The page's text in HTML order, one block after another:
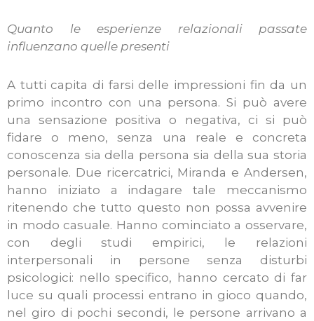
Quanto le esperienze relazionali passate
influenzano quelle presenti
A tutti capita di farsi delle impressioni fin da un
primo incontro con una persona. Si può avere
una sensazione positiva o negativa, ci si può
fidare o meno, senza una reale e concreta
conoscenza sia della persona sia della sua storia
personale. Due ricercatrici, Miranda e Andersen,
hanno iniziato a indagare tale meccanismo
ritenendo che tutto questo non possa avvenire
in modo casuale. Hanno cominciato a osservare,
con degli studi empirici, le relazioni
interpersonali in persone senza disturbi
psicologici: nello specifico, hanno cercato di far
luce su quali processi entrano in gioco quando,
nel giro di pochi secondi, le persone arrivano a